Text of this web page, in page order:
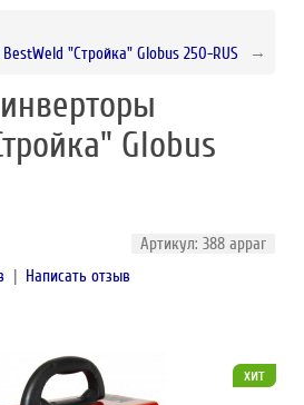
"Стройка" Globus 250-RUS
Globus
Артикул: 388 appar
| Написать отзыв
хит